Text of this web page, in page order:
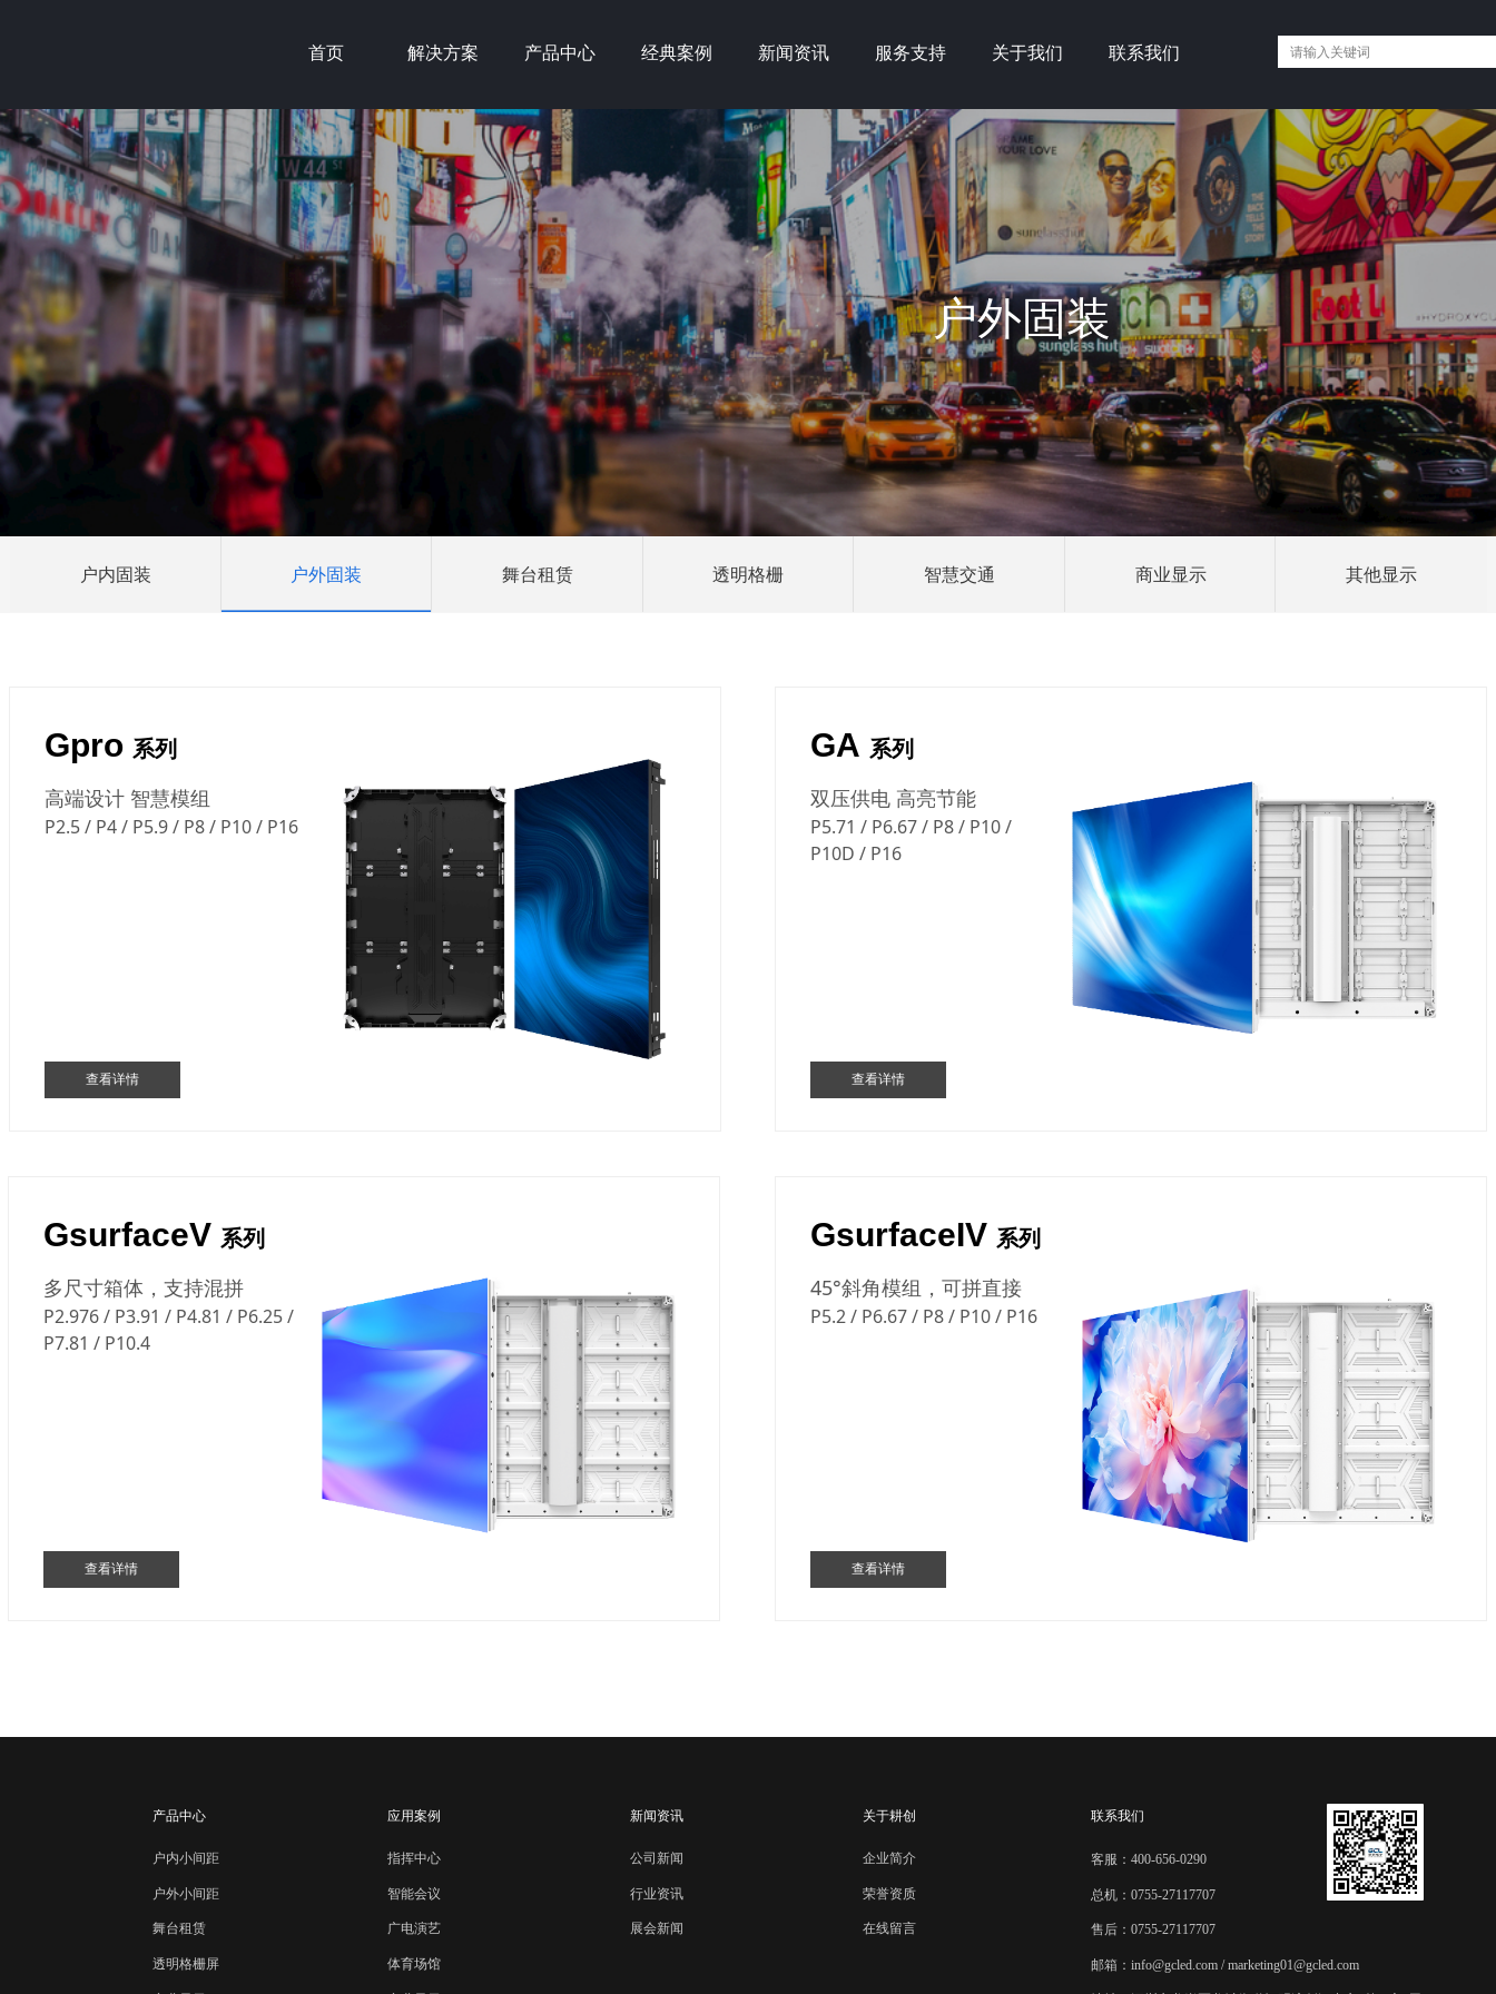
首页 解决方案 产品中心 经典案例 新闻资讯 服务支持 关于我们 联系我们
户内固装 户外固装 舞台租赁 透明格栅 智慧交通 商业显示 其他显示
户外固装
Gpro 系列
高端设计 智慧模组
P2.5 / P4 / P5.9 / P8 / P10 / P16
查看详情
GA 系列
双压供电 高亮节能
P5.71 / P6.67 / P8 / P10 /
P10D / P16
查看详情
GsurfaceV 系列
多尺寸箱体，支持混拼
P2.976 / P3.91 / P4.81 / P6.25 /
P7.81 / P10.4
查看详情
GsurfaceIV 系列
45°斜角模组，可拼直接
P5.2 / P6.67 / P8 / P10 / P16
查看详情
产品中心
户内小间距
户外小间距
舞台租赁
透明格栅屏
应用案例
指挥中心
智能会议
广电演艺
体育场馆
新闻资讯
公司新闻
行业资讯
展会新闻
关于耕创
企业简介
荣誉资质
在线留言
联系我们
客服：400-656-0290
总机：0755-27117707
售后：0755-27117707
邮箱：info@gcled.com / marketing01@gcled.com